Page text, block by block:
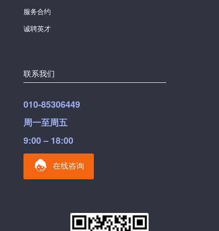
服务合约
诚聘英才
联系我们
010-85306449
周一至周五
9:00 – 18:00
在线咨询